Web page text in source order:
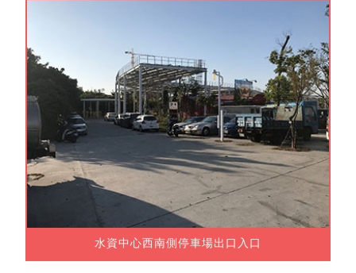
水資中心西南側停車場出口入口